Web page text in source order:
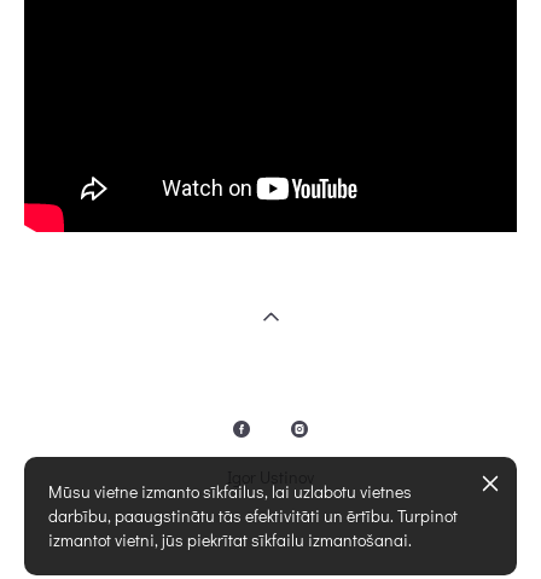
lapa no vigbo
Mūsu vietne izmanto sīkfailus, lai uzlabotu vietnes
darbību, paaugstinātu tās efektivitāti un ērtību. Turpinot
izmantot vietni, jūs piekrītat sīkfailu izmantošanai.